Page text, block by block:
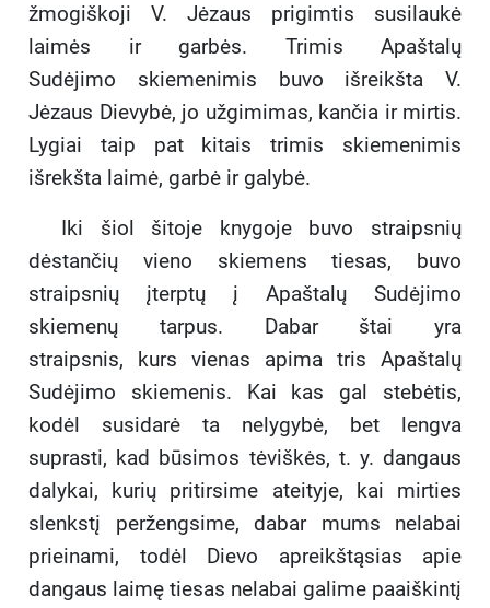
žmogiškoji V. Jėzaus prigimtis susilaukė
laimės ir garbės. Trimis Apaštalų
Sudėjimo skiemenimis buvo išreikšta V.
Jėzaus Dievybė, jo užgimimas, kančia ir mirtis.
Lygiai taip pat kitais trimis skiemenimis
išrekšta laimė, garbė ir galybė.
Iki šiol šitoje knygoje buvo straipsnių
dėstančių vieno skiemens tiesas, buvo
straipsnių įterptų į Apaštalų Sudėjimo
skiemenų tarpus. Dabar štai yra
straipsnis, kurs vienas apima tris Apaštalų
Sudėjimo skiemenis. Kai kas gal stebėtis,
kodėl susidarė ta nelygybė, bet lengva
suprasti, kad būsimos tėviškės, t. y. dangaus
dalykai, kurių pritirsime ateityje, kai mirties
slenkstį peržengsime, dabar mums nelabai
prieinami, todėl Dievo apreikštąsias apie
dangaus laimę tiesas nelabai galime paaiškintį